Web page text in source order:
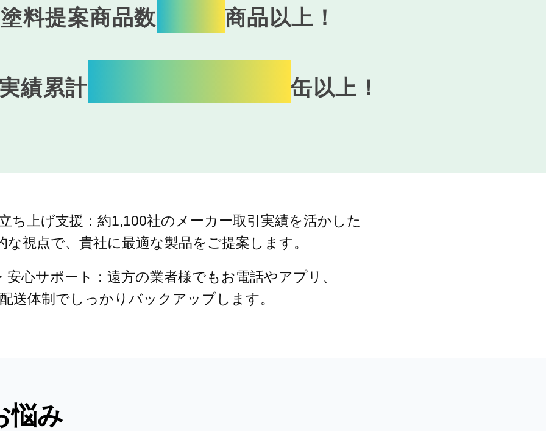
料提案商品数 商品以上！
績累計 缶以上！
ち上げ支援：約1,100社のメーカー取引実績を活かした
な視点で、貴社に最適な製品をご提案します。
安心サポート：遠方の業者様でもお電話やアプリ、
送体制でしっかりバックアップします。
悩み